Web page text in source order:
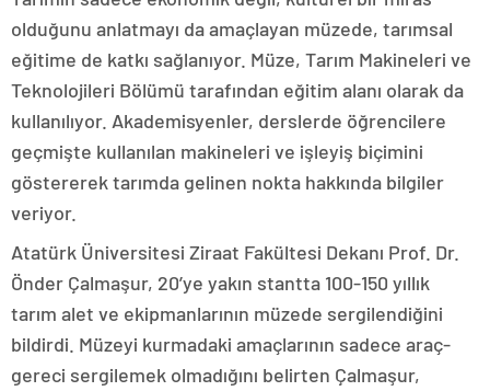
olduğunu anlatmayı da amaçlayan müzede, tarımsal
eğitime de katkı sağlanıyor. Müze, Tarım Makineleri ve
Teknolojileri Bölümü tarafından eğitim alanı olarak da
kullanılıyor. Akademisyenler, derslerde öğrencilere
geçmişte kullanılan makineleri ve işleyiş biçimini
göstererek tarımda gelinen nokta hakkında bilgiler
veriyor.
Atatürk Üniversitesi Ziraat Fakültesi Dekanı Prof. Dr.
Önder Çalmaşur, 20’ye yakın stantta 100-150 yıllık
tarım alet ve ekipmanlarının müzede sergilendiğini
bildirdi. Müzeyi kurmadaki amaçlarının sadece araç-
gereci sergilemek olmadığını belirten Çalmaşur,